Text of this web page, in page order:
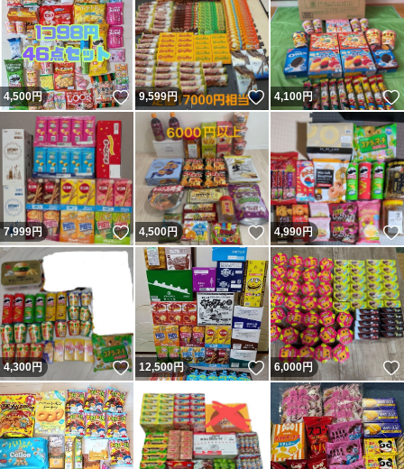
4,500円 いいね！
9,599円 いいね！
4,100円
7,999円 いいね！
4,500円 いいね！
4,990円
4,300円 いいね！
12,500円 いいね！
6,000円